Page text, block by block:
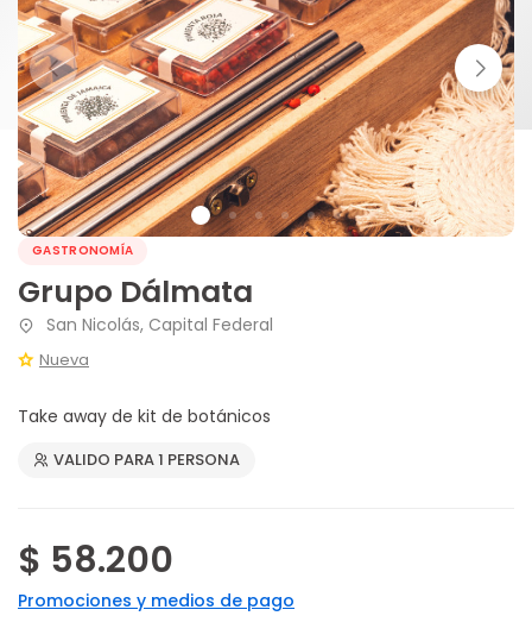
GASTRONOMÍA
Grupo Dálmata
San Nicolás, Capital Federal
Nueva
Take away de kit de botánicos
VALIDO PARA 1 PERSONA
$ 58.200
Promociones y medios de pago